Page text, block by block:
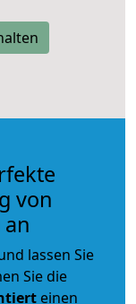
von
lassen Sie
Sie die
einen